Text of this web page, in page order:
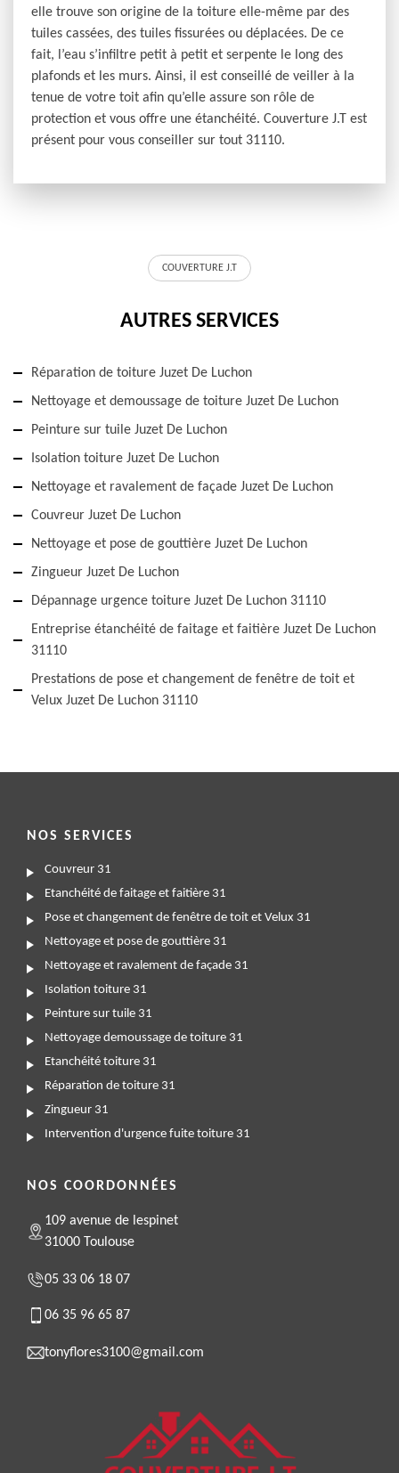
elle trouve son origine de la toiture elle-même par des
tuiles cassées, des tuiles fissurées ou déplacées. De ce
fait, l’eau s’infiltre petit à petit et serpente le long des
plafonds et les murs. Ainsi, il est conseillé de veiller à la
tenue de votre toit afin qu’elle assure son rôle de
protection et vous offre une étanchéité. Couverture J.T est
présent pour vous conseiller sur tout 31110.
COUVERTURE J.T
AUTRES SERVICES
Réparation de toiture Juzet De Luchon
Nettoyage et demoussage de toiture Juzet De Luchon
Peinture sur tuile Juzet De Luchon
Isolation toiture Juzet De Luchon
Nettoyage et ravalement de façade Juzet De Luchon
Couvreur Juzet De Luchon
Nettoyage et pose de gouttière Juzet De Luchon
Zingueur Juzet De Luchon
Dépannage urgence toiture Juzet De Luchon 31110
Entreprise étanchéité de faitage et faitière Juzet De Luchon
31110
Prestations de pose et changement de fenêtre de toit et
Velux Juzet De Luchon 31110
NOS SERVICES
Couvreur 31
Etanchéité de faitage et faitière 31
Pose et changement de fenêtre de toit et Velux 31
Nettoyage et pose de gouttière 31
Nettoyage et ravalement de façade 31
Isolation toiture 31
Peinture sur tuile 31
Nettoyage demoussage de toiture 31
Etanchéité toiture 31
Réparation de toiture 31
Zingueur 31
Intervention d'urgence fuite toiture 31
NOS COORDONNÉES
109 avenue de lespinet
31000 Toulouse
05 33 06 18 07
06 35 96 65 87
tonyflores3100@gmail.com